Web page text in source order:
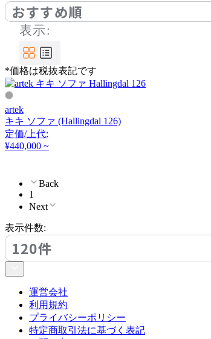
コサイン
CRUSH CRASH PROJECT
クラッシュクラッシュプ
ロジェクト
DULTON
ダルトン
EDDA
エッダ
EMKO
esPattio
おすすめ順
表示:
*価格は税抜表記です
artek
キキ ソファ (Hallingdal 126)
定価/上代:
¥440,000 ~
Back
1
Next
表示件数:
120件
運営会社
利用規約
プライバシーポリシー
特定商取引法に基づく表記